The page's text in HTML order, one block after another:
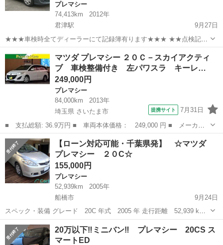
プレマシー
74,413km
2012年
君津駅
9月27日
★★★車検時全てディーラーにて記録簿有ります★★★ ★★点検記録
簿ディーラーにて合計２１枚有ります★★ ＜車両詳細＞ ２４年式 プ
レマシー ２０Ｅ グレー １オーナー車 走行７万４千ｋｍ/実走行
車検７年１０...
千葉 君津市 君津駅
マツダ プレマシー ２０Ｃ－スカイアクティ
ブ 車検整備付き 左パワスラ キーレ…
249,000円
プレマシー
84,000km
2013年
埼玉県 さいたま市
提携サイト 7月31日
■ 支払総額: 36.9万円 ■ 車両本体価格： 249,000 円 ■ メーカー
名： マツダ ■ 車種名： プレマシー ■ グレード名： ２０Ｃ－
スカイアクティブ 車検整備付き 左パワスラ キーレス２ ＥＴ
Ｃ 後期型 Ｈ...
埼玉 さいたま市 プレマシー
【ローン対応可能・千葉県発】 ☆マツダ
プレマシー ２０C☆
155,000円
プレマシー
52,939km
2005年
船橋市
9月24日
スペック・装備 グレード 20C 年式 2005 年 走行距離 52,939 km
車検有効月 2026年8月 駆動方式 FF ガソリン種別 レギュラー 排
気量 2000 cc ミッション CVT 型式 D...
千葉 船橋市 プレマシー
20万以下‼ミニバン‼ プレマシー 20CS ス
マートED